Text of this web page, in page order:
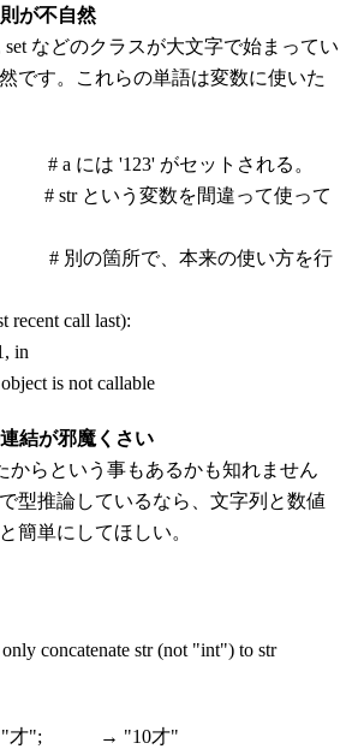
が不自然
などのクラスが大文字で始まってい
です。これらの単語は変数に使いた
は '123' がセットされる。
という変数を間違って使って
の箇所で、本来の使い方を行
call last):
in
is not callable
結が邪魔くさい
らという事もあるかも知れません
型推論しているなら、文字列と数値
簡単にしてほしい。
concatenate str (not "int") to str
"才"; → "10才"